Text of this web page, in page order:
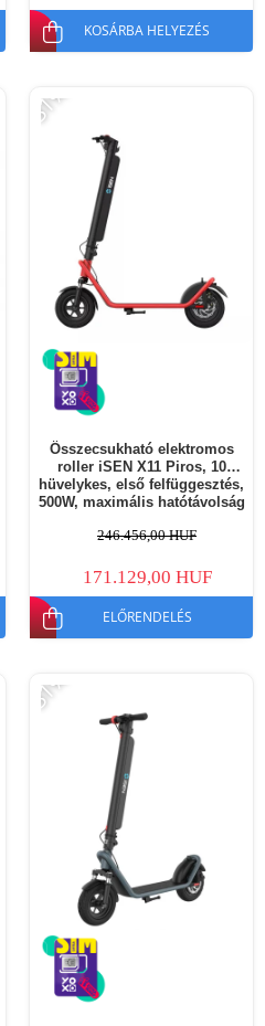
KOSÁRBA HELYEZÉS
-31%
Összecsukható elektromos
roller iSEN X11 Piros, 10
hüvelykes, első felfüggesztés,
500W, maximális hatótávolság
35km/h, levehető akkumulátor
246.456,00 HUF
171.129,00 HUF
ELŐRENDELÉS
-31%